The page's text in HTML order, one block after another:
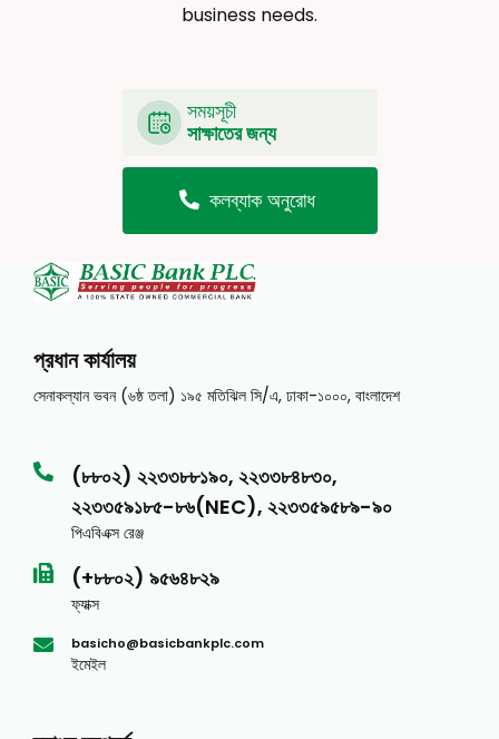
business needs.
সময়সূচী
সাক্ষাতের জন্য
কলব্যাক অনুরোধ
প্রধান কার্যালয়
সেনাকল্যান ভবন (৬ষ্ঠ তলা) ১৯৫ মতিঝিল সি/এ, ঢাকা-১০০০, বাংলাদেশ
(৮৮০২) ২২৩৩৮৮১৯০, ২২৩৩৮৪৮৩০,
২২৩৩৫৯১৮৫-৮৬(NEC), ২২৩৩৫৯৫৮৯-৯০
পিএবিএক্স রেঞ্জ
(+৮৮০২) ৯৫৬৪৮২৯
ফ্যাক্স
basicho@basicbankplc.com
ইমেইল